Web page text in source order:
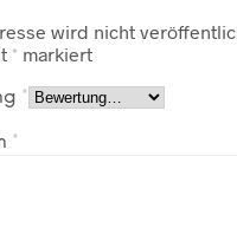
wird nicht
* markiert
*
*